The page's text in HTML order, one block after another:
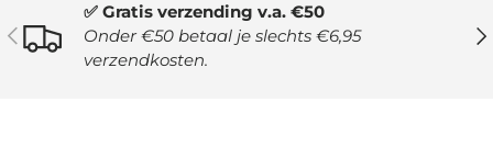
VORIGE
✅ Gratis verzending v.a. €50
Onder €50 betaal je slechts €6,95
verzendkosten.